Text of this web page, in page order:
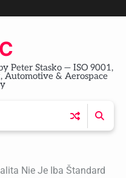
Peter Stasko — ISO 9001,
Automotive & Aerospace
Nie Je Iba Štandard